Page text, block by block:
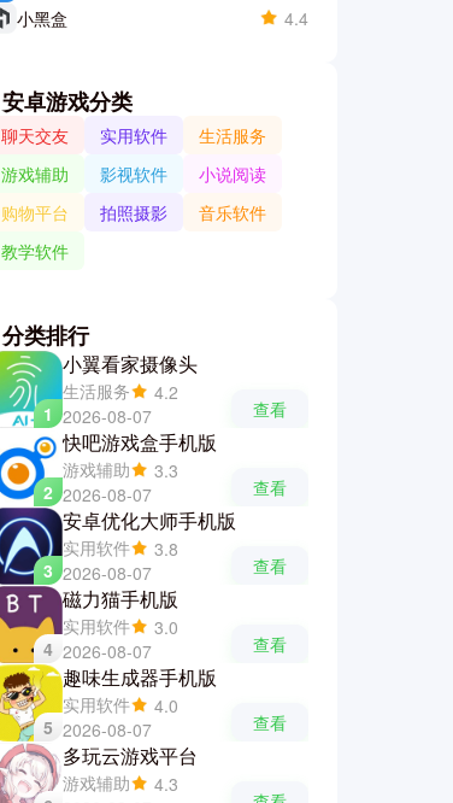
小黑盒
4.4
安卓游戏分类
聊天交友 实用软件
生活服务
游戏辅助
影视软件
小说阅读
购物平台
拍照摄影
音乐软件
教学软件
分类排行
1
小翼看家摄像头
生活服务
4.2
2026-08-07
查看
2
快吧游戏盒手机版
游戏辅助
3.3
2026-08-07
查看
3
安卓优化大师手机版
实用软件
3.8
2026-08-07
查看
4
磁力猫手机版
实用软件
3.0
2026-08-07
查看
5
趣味生成器手机版
实用软件
4.0
2026-08-07
查看
多玩云游戏平台
游戏辅助
4.3